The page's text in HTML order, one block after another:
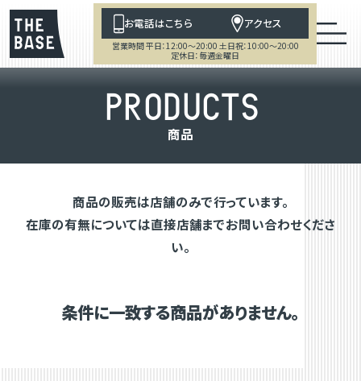
お電話はこちら アクセス
営業時間 平日：12:00～20:00 土日祝：10:00～20:00
定休日：毎週金曜日
PRODUCTS
商品
商品の販売は店舗のみで行っています。
在庫の有無については直接店舗までお問い合わせくださ
い。
条件に一致する商品がありません。